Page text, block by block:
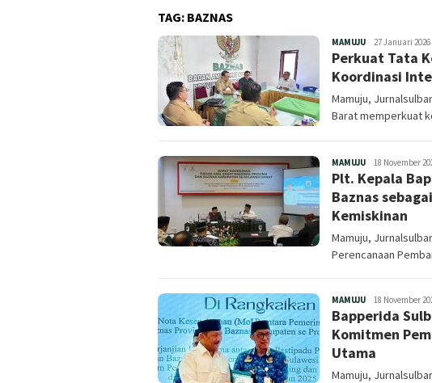
TAG: BAZNAS
MAMUJURedaksi
27 Januari 2026
Perkuat Tata
Koordinasi
Mamuju,
Barat memperkuat
MAMUJURedaksi
18 November
Plt. Kepala
Baznas
Kemiskinan
Mamuju,
Perencanaan
MAMUJURedaksi
18 November
Bapperida
Komitmen
Utama
Mamuju,